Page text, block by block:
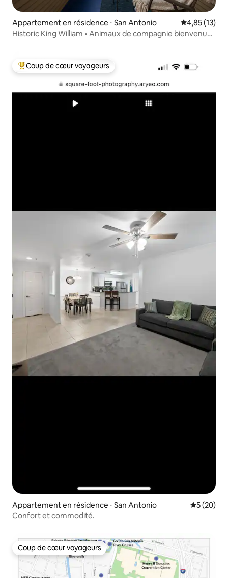
Appartement en résidence ⋅ San Antonio Évaluation
4,85 (13)
Historic King William • Animaux de compagnie bienvenus •
Coups de cœur voyageurs les plus appréciés
Coup de cœur voyageurs
Appartement en résidence ⋅ San Antonio
5 (20)
Confort et commodité.
Coup de cœur voyageurs
Coup de cœur voyageurs